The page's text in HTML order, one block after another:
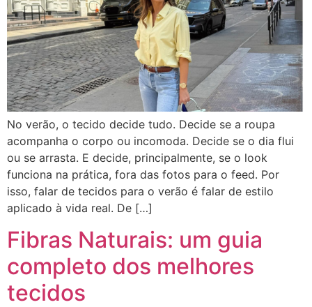
No verão, o tecido decide tudo. Decide se a roupa
acompanha o corpo ou incomoda. Decide se o dia flui
ou se arrasta. E decide, principalmente, se o look
funciona na prática, fora das fotos para o feed. Por
isso, falar de tecidos para o verão é falar de estilo
aplicado à vida real. De […]
Fibras Naturais: um guia
completo dos melhores
tecidos